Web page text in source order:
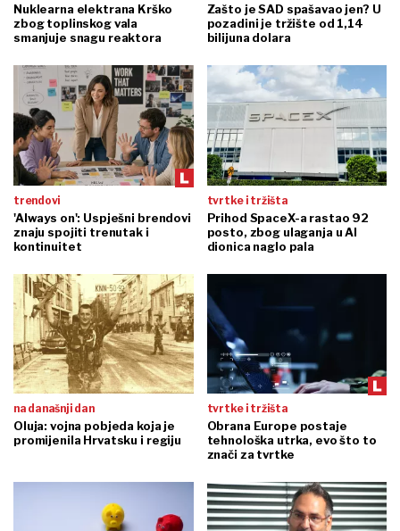
Nuklearna elektrana Krško
zbog toplinskog vala
smanjuje snagu reaktora
Zašto je SAD spašavao jen? U
pozadini je tržište od 1,14
bilijuna dolara
trendovi
'Always on': Uspješni brendovi
znaju spojiti trenutak i
kontinuitet
tvrtke i tržišta
Prihod SpaceX-a rastao 92
posto, zbog ulaganja u AI
dionica naglo pala
na današnji dan
Oluja: vojna pobjeda koja je
promijenila Hrvatsku i regiju
tvrtke i tržišta
Obrana Europe postaje
tehnološka utrka, evo što to
znači za tvrtke